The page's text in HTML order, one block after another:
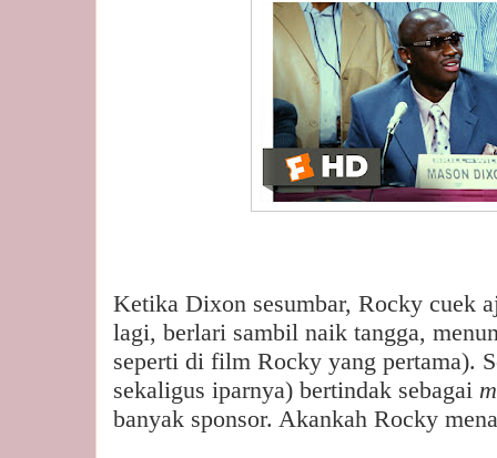
Ketika Dixon sesumbar, Rocky cuek
lagi, berlari sambil naik tangga,
seperti di film Rocky yang pertama).
sekaligus iparnya) bertindak sebagai
banyak sponsor. Akankah Rocky